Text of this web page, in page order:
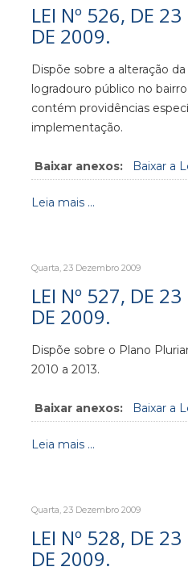
LEI Nº 526, DE
DE 2009.
Dispõe sobre a alteração
logradouro público no
contém providências
implementação.
Baixar anexos: Baixar a
Leia mais ...
Quarta, 23 Dezembro 2009
LEI Nº 527, DE
DE 2009.
Dispõe sobre o Plano
2010 a 2013.
Baixar anexos: Baixar a
Leia mais ...
Quarta, 23 Dezembro 2009
LEI Nº 528, DE
DE 2009.